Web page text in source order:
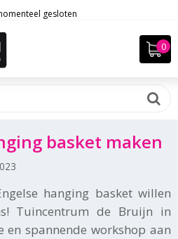
gesloten
basket maken
hanging basket willen
Tuincentrum de Bruijn in
en spannende workshop aan